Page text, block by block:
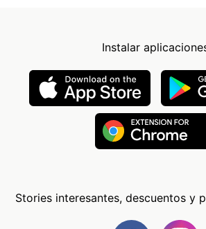
Instalar
Stories interesantes, descuentos y